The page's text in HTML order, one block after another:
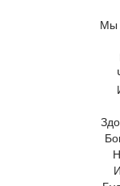
Мы